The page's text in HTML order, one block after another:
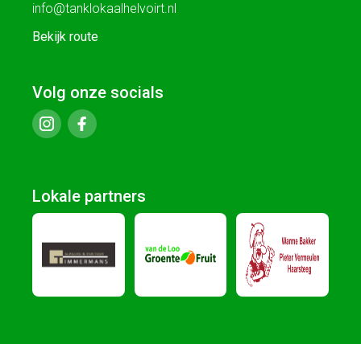
info@tanklokaalhelvoirt.nl
Bekijk route
Volg onze socials
Lokale partners